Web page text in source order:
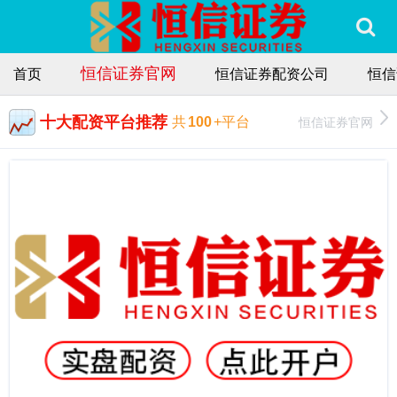
首页 恒信证券官网 恒信证券配资公司 恒
十大配资平台推荐 共100+平台 恒信证券官网